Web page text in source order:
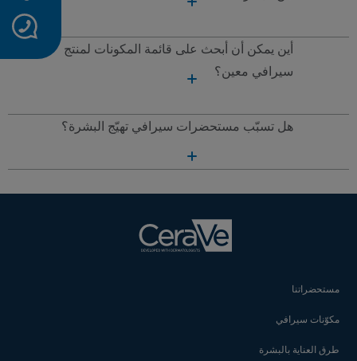
أين يمكن أن أبحث على قائمة المكونات لمنتج
سيرافي معين؟
هل تسبّب مستحضرات سيرافي تهيّج البشرة؟
مستحضراتنا
مكوّنات سيرافي
طرق العناية بالبشرة